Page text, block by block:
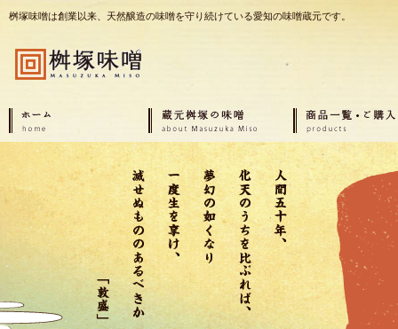
桝塚味噌は創業以来、天然醸造の味噌を守り続けている愛知の味噌蔵元です。